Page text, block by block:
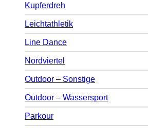
Kupferdreh
Leichtathletik
Line Dance
Nordviertel
Outdoor – Sonstige
Outdoor – Wassersport
Parkour